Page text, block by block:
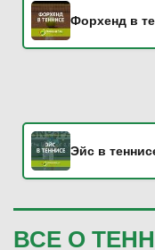
Форхенд в
Эйс в
ВСЕ О